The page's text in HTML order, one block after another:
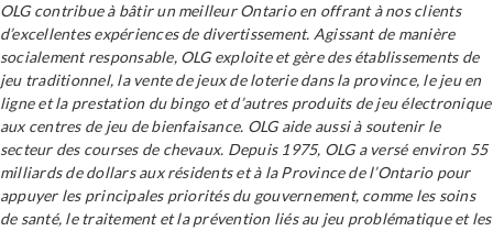
OLG contribue à bâtir un meilleur Ontario en offrant à nos clients
d’excellentes expériences de divertissement. Agissant de manière
socialement responsable, OLG exploite et gère des établissements de
jeu traditionnel, la vente de jeux de loterie dans la province, le jeu en
ligne et la prestation du bingo et d’autres produits de jeu électronique
aux centres de jeu de bienfaisance. OLG aide aussi à soutenir le
secteur des courses de chevaux. Depuis 1975, OLG a versé environ 55
milliards de dollars aux résidents et à la Province de l’Ontario pour
appuyer les principales priorités du gouvernement, comme les soins
de santé, le traitement et la prévention liés au jeu problématique et les